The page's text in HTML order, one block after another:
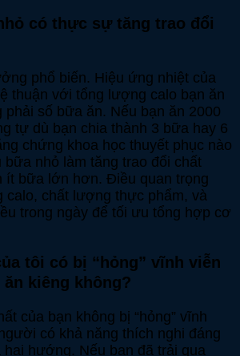
có thực sự tăng trao đổi
phổ biến. Hiệu ứng nhiệt của
thuận với tổng lượng calo bạn ăn
phải số bữa ăn. Nếu bạn ăn 2000
tự dù bạn chia thành 3 bữa hay 6
chứng khoa học thuyết phục nào
bữa nhỏ làm tăng trao đổi chất
ít bữa lớn hơn. Điều quan trọng
calo, chất lượng thực phẩm, và
trong ngày để tối ưu tổng hợp cơ
tôi có bị “hỏng” vĩnh viễn
kiêng không?
của bạn không bị “hỏng” vĩnh
có khả năng thích nghi đáng
hai hướng. Nếu bạn đã trải qua